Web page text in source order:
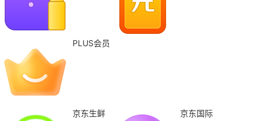
PLUS会员
京东生鲜 京东国际